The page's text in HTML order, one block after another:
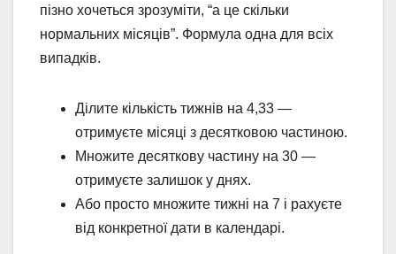
пізно хочеться зрозуміти, “а це скільки
нормальних місяців”. Формула одна для всіх
випадків.
Ділите кількість тижнів на 4,33 —
отримуєте місяці з десятковою частиною.
Множите десяткову частину на 30 —
отримуєте залишок у днях.
Або просто множите тижні на 7 і рахуєте
від конкретної дати в календарі.